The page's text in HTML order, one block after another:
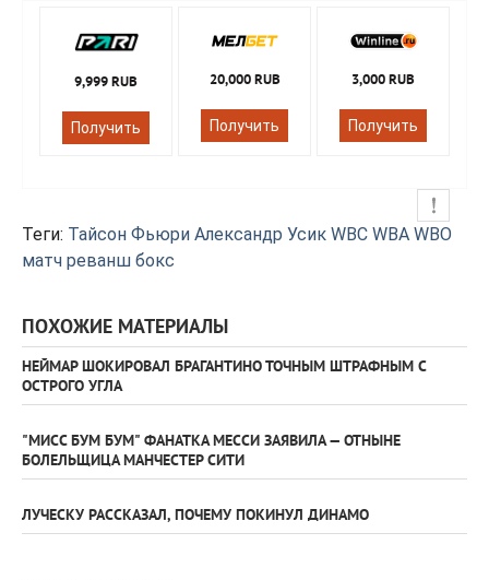
9,999 RUB
Получить
20,000 RUB
Получить
3,000 RUB
Получить
Теги: Тайсон Фьюри Александр Усик WBC WBA WBO
матч реванш бокс
ПОХОЖИЕ МАТЕРИАЛЫ
НЕЙМАР ШОКИРОВАЛ БРАГАНТИНО ТОЧНЫМ ШТРАФНЫМ С
ОСТРОГО УГЛА
"МИСС БУМ БУМ" ФАНАТКА МЕССИ ЗАЯВИЛА — ОТНЫНЕ
БОЛЕЛЬЩИЦА МАНЧЕСТЕР СИТИ
ЛУЧЕСКУ РАССКАЗАЛ, ПОЧЕМУ ПОКИНУЛ ДИНАМО